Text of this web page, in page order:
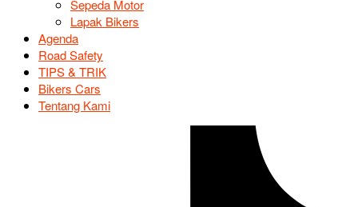
Sepeda Motor
Lapak Bikers
Agenda
Road Safety
TIPS & TRIK
Bikers Cars
Tentang Kami